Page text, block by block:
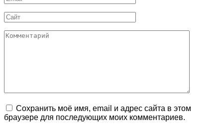
Сайт
Комментарий
Сохранить моё имя, email и адрес сайта в этом
браузере для последующих моих комментариев.